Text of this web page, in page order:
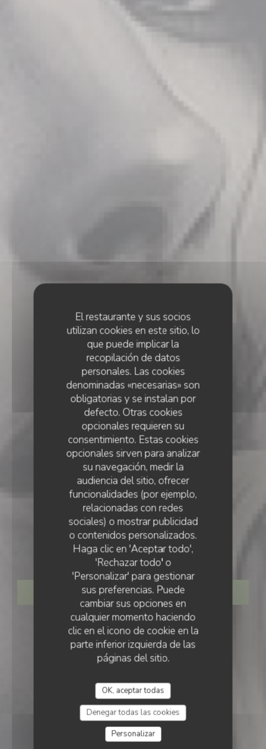
El restaurante y sus socios
utilizan cookies en este sitio, lo
que puede implicar la
recopilación de datos
personales. Las cookies
denominadas «necesarias» son
obligatorias y se instalan por
defecto. Otras cookies
opcionales requieren su
consentimiento. Estas cookies
opcionales sirven para analizar
su navegación, medir la
audiencia del sitio, ofrecer
funcionalidades (por ejemplo,
relacionadas con redes
sociales) o mostrar publicidad
o contenidos personalizados.
Haga clic en 'Aceptar todo',
'Rechazar todo' o
'Personalizar' para gestionar
sus preferencias. Puede
cambiar sus opciones en
cualquier momento haciendo
clic en el icono de cookie en la
parte inferior izquierda de las
páginas del sitio.
OK, aceptar todas
Denegar todas las cookies
Personalizar
TABERNA• CERGY
Mia Osteria
RESERVAR UNA MESA